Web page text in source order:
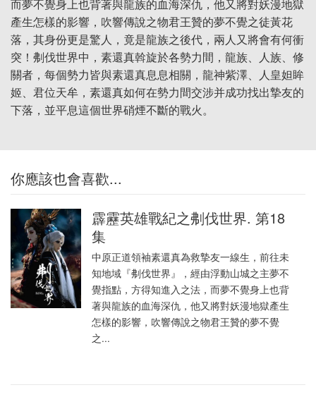
而夢不覺身上也背著與龍族的血海深仇，他又將對妖漫地獄
產生怎樣的影響，吹響傳說之物君王贊的夢不覺之徒黃花
落，其身份更是驚人，竟是龍族之後代，兩人又將會有何衝
突！刜伐世界中，素還真斡旋於各勢力間，龍族、人族、修
關者，每個勢力皆與素還真息息相關，龍神紫澤、人皇妲眸
姬、君位天牟，素還真如何在勢力間交涉并成功找出摯友的
下落，並平息這個世界硝煙不斷的戰火。
你應該也會喜歡...
霹靂英雄戰紀之刜伐世界. 第18
集
中原正道領袖素還真為救摯友一線生，前往未
知地域『刜伐世界』，經由浮動山城之主夢不
覺指點，方得知進入之法，而夢不覺身上也背
著與龍族的血海深仇，他又將對妖漫地獄產生
怎樣的影響，吹響傳說之物君王贊的夢不覺
之...